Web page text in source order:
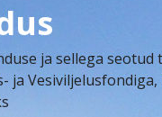
ja sellega seotud
Vesiviljelusfondiga,